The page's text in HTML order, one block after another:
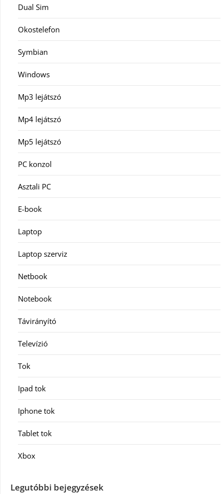
Dual Sim
Okostelefon
Symbian
Windows
Mp3 lejátszó
Mp4 lejátszó
Mp5 lejátszó
PC konzol
Asztali PC
E-book
Laptop
Laptop szerviz
Netbook
Notebook
Távirányító
Televízió
Tok
Ipad tok
Iphone tok
Tablet tok
Xbox
Legutóbbi bejegyzések